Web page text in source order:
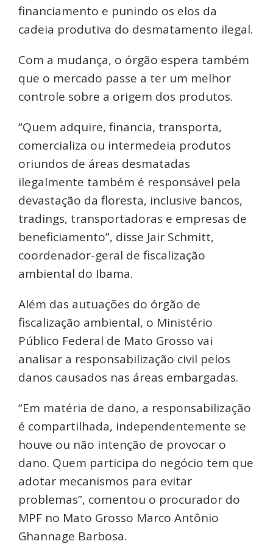
financiamento e punindo os elos da
cadeia produtiva do desmatamento ilegal.
Com a mudança, o órgão espera também
que o mercado passe a ter um melhor
controle sobre a origem dos produtos.
“Quem adquire, financia, transporta,
comercializa ou intermedeia produtos
oriundos de áreas desmatadas
ilegalmente também é responsável pela
devastação da floresta, inclusive bancos,
tradings, transportadoras e empresas de
beneficiamento”, disse Jair Schmitt,
coordenador-geral de fiscalização
ambiental do Ibama.
Além das autuações do órgão de
fiscalização ambiental, o Ministério
Público Federal de Mato Grosso vai
analisar a responsabilização civil pelos
danos causados nas áreas embargadas.
“Em matéria de dano, a responsabilização
é compartilhada, independentemente se
houve ou não intenção de provocar o
dano. Quem participa do negócio tem que
adotar mecanismos para evitar
problemas”, comentou o procurador do
MPF no Mato Grosso Marco Antônio
Ghannage Barbosa.